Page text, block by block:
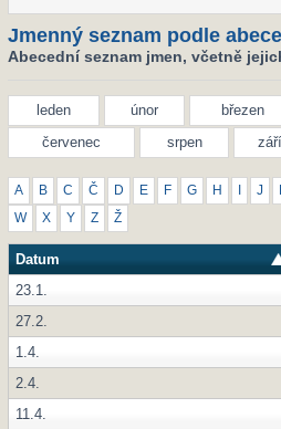
Jmenný seznam podle
Abecední seznam jmen, včetně
leden únor březen
červenec
srpen září
A B C Č D E F G H J
W X Y Z Ž
Datum
23.1.
27.2.
1.4.
2.4.
11.4.